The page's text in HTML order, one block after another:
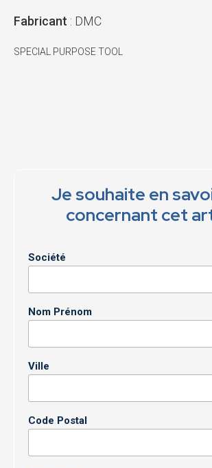
Fabricant : DMC
SPECIAL PURPOSE TOOL
Je souhaite en
concernant cet
Société
Nom Prénom
Ville
Code Postal